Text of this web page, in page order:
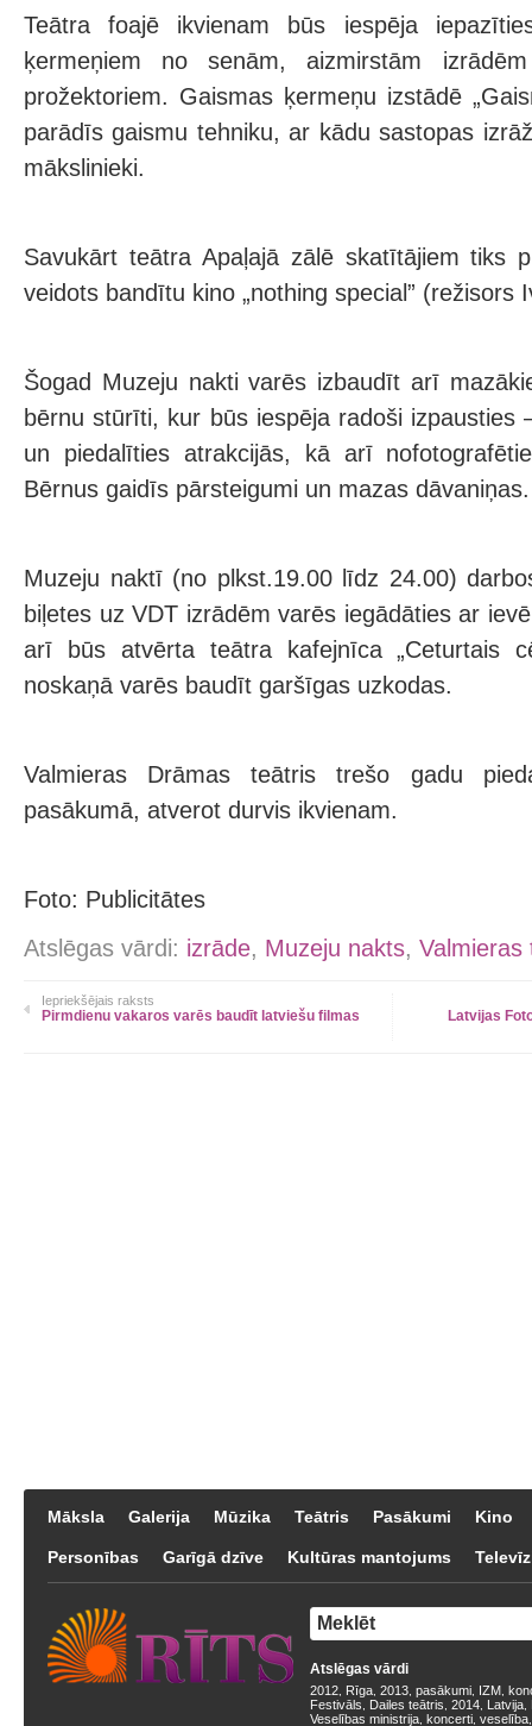
Teātra foajē ikvienam būs iespēja
ķermeņiem no senām, aizmirstām
prožektoriem. Gaismas ķermeņu izstādē
parādīs gaismu tehniku, ar kādu sastopas
mākslinieki.
Savukārt teātra Apaļajā zālē skatītājiem tiks
veidots bandītu kino „nothing special” (režisors
Šogad Muzeju nakti varēs izbaudīt arī
bērnu stūrīti, kur būs iespēja radoši izpausties
un piedalīties atrakcijās, kā arī
Bērnus gaidīs pārsteigumi un mazas dāvaniņas.
Muzeju naktī (no plkst.19.00 līdz 24.00)
biļetes uz VDT izrādēm varēs iegādāties ar
arī būs atvērta teātra kafejnīca „Ceturtais
noskaņā varēs baudīt garšīgas uzkodas.
Valmieras Drāmas teātris trešo gadu
pasākumā, atverot durvis ikvienam.
Foto: Publicitātes
Atslēgas vārdi: izrāde, Muzeju nakts, Valmieras
Iepriekšējais raksts
Pirmdienu vakaros varēs baudīt latviešu filmas Latvijas
Māksla Galerija Mūzika Teātris Pasākumi Kino
Personības Garīgā dzīve Kultūras mantojums
Atslēgas vārdi
2012 Rīga 2013 pasākumi IZM
Festivāls
Dailes teātris 2014 Latvija
Veselības ministrija koncerti veselība